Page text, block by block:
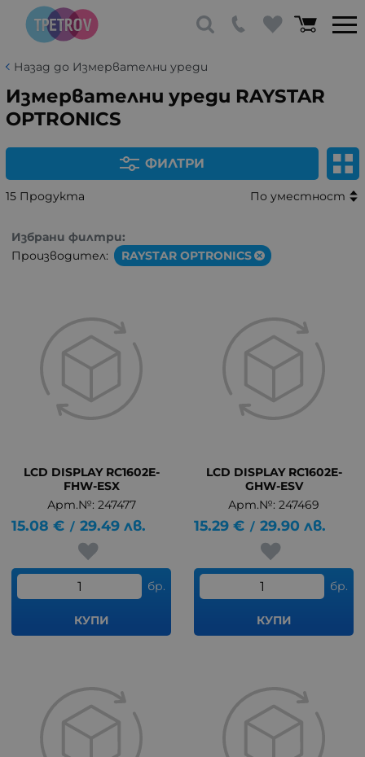
Назад до Измервателни уреди
Измервателни уреди RAYSTAR
OPTRONICS
ФИЛТРИ
15 Продукта По уместност
Избрани филтри:
Производител:
RAYSTAR OPTRONICS
LCD DISPLAY RC1602E-
FHW-ESX
Арт.№: 247477
15.08 € / 29.49 лв.
бр.
КУПИ
LCD DISPLAY RC1602E-
GHW-ESV
Арт.№: 247469
15.29 € / 29.90 лв.
бр.
КУПИ